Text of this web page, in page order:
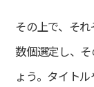
その上で、そ
数個選定し、
ょう。タイト